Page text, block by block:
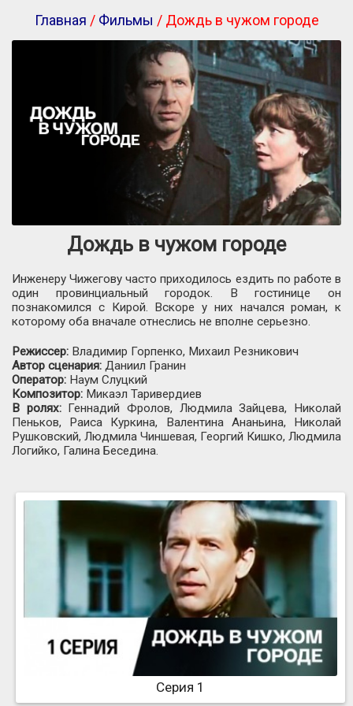
Главная / Фильмы / Дождь в чужом городе
Дождь в чужом городе
Инженеру Чижегову часто приходилось ездить по работе в
один провинциальный городок. В гостинице он
познакомился с Кирой. Вскоре у них начался роман, к
которому оба вначале отнеслись не вполне серьезно.
Режиссер: Владимир Горпенко, Михаил Резникович
Автор сценария: Даниил Гранин
Оператор: Наум Слуцкий
Композитор: Микаэл Таривердиев
В ролях:Геннадий Фролов, Людмила Зайцева, Николай
Пеньков, Раиса Куркина, Валентина Ананьина, Николай
Рушковский, Людмила Чиншевая, Георгий Кишко, Людмила
Логийко, Галина Беседина.
Серия 1